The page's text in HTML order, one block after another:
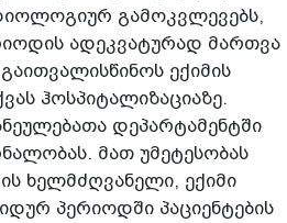
გამოკვლევებს,
ადეკვატურად მართვა
ექიმის
ჰოსპიტალიზაციაზე.
დეპარტამენტში
მათ უმეტესობას
ხელმძღვანელი, ექიმი
პერიოდში პაციენტების